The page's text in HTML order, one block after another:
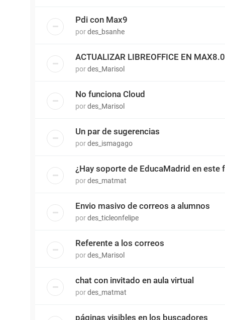
Pdi con Max9
pordes_bsanhe
ACTUALIZAR LIBREOFFICE EN MAX8.0
pordes_Marisol
No funciona Cloud
pordes_Marisol
Un par de sugerencias
pordes_ismagago
¿Hay soporte de EducaMadrid en este
pordes_matmat
Envio masivo de correos a alumnos
pordes_ticleonfelipe
Referente a los correos
pordes_Marisol
chat con invitado en aula virtual
pordes_matmat
páginas visibles en los buscadores